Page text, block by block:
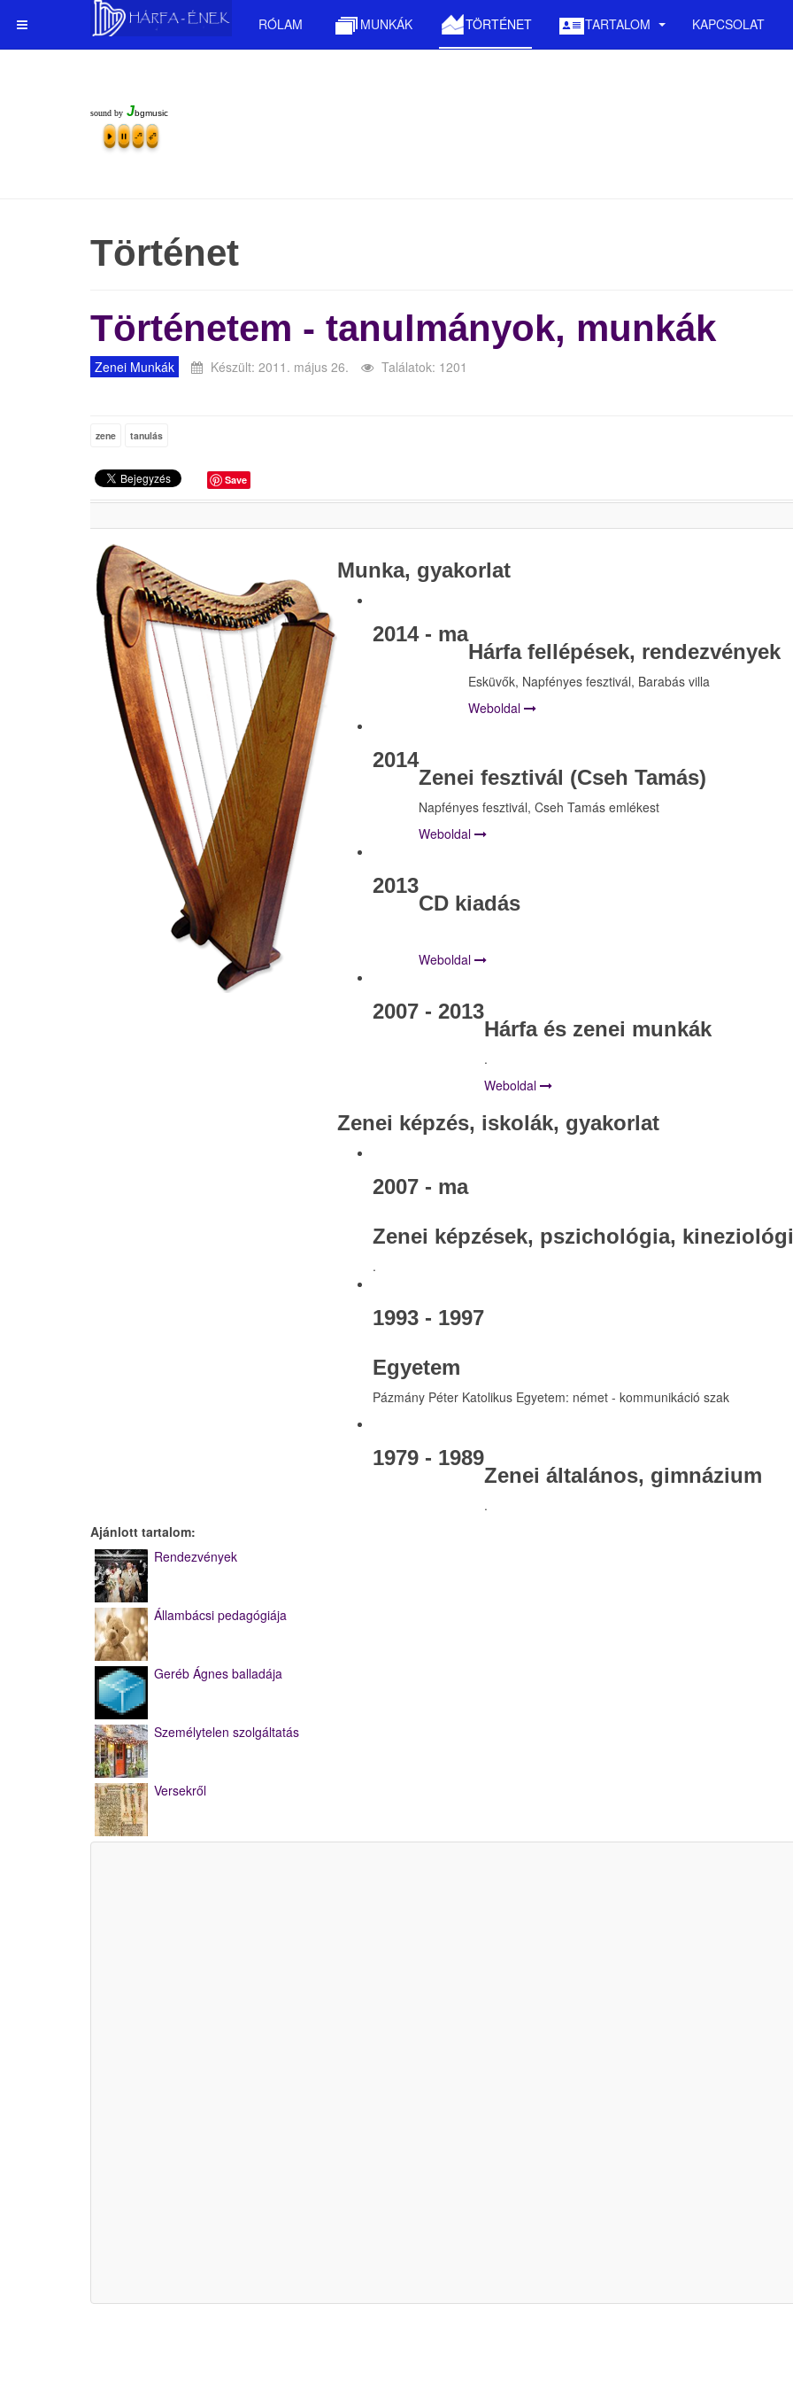
RÓLAM MUNKÁK TÖRTÉNET TARTALOM KAPCSOLAT
sound by Jbgmusic
Történet
Történetem - tanulmányok, munkák
Zenei Munkák Készült: 2011. május 26. Találatok: 1201
zene tanulás
Save
Munka, gyakorlat
2014 - ma
Hárfa fellépések, rendezvények
Esküvők, Napfényes fesztivál, Barabás villa
Weboldal
2014
Zenei fesztivál (Cseh Tamás)
Napfényes fesztivál, Cseh Tamás emlékest
Weboldal
2013
CD kiadás
Weboldal
2007 - 2013
Hárfa és zenei munkák
.
Weboldal
Zenei képzés, iskolák, gyakorlat
2007 - ma
Zenei képzések, pszichológia,
.
1993 - 1997
Egyetem
Pázmány Péter Katolikus Egyetem: német - kommunikáció szak
1979 - 1989
Zenei általános, gimnázium
.
Ajánlott tartalom:
Rendezvények
Állambácsi pedagógiája
Geréb Ágnes balladája
Személytelen szolgáltatás
Versekről